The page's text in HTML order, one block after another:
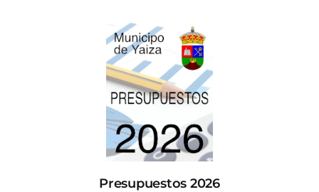
Presupuestos 2026